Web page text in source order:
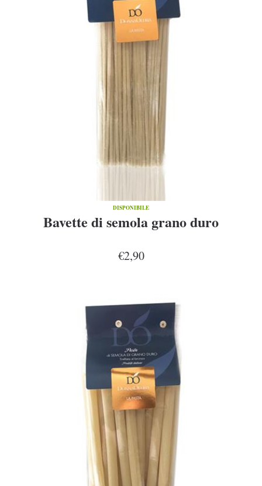
DISPONIBILE
Bavette di semola grano duro
€2,90